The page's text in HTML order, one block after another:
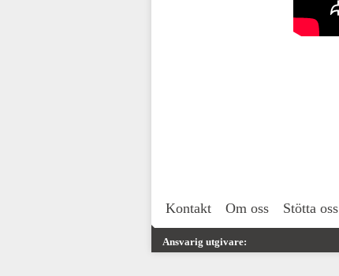
Kontakt Om oss Stötta oss
Ansvarig utgivare: